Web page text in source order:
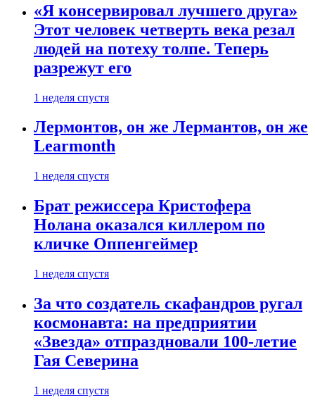
«Я консервировал лучшего друга»
Этот человек четверть века резал
людей на потеху толпе. Теперь
разрежут его
1 неделя спустя
Лермонтов, он же Лермантов, он же
Learmonth
1 неделя спустя
Брат режиссера Кристофера
Нолана оказался киллером по
кличке Оппенгеймер
1 неделя спустя
За что создатель скафандров ругал
космонавта: на предприятии
«Звезда» отпраздновали 100-летие
Гая Северина
1 неделя спустя